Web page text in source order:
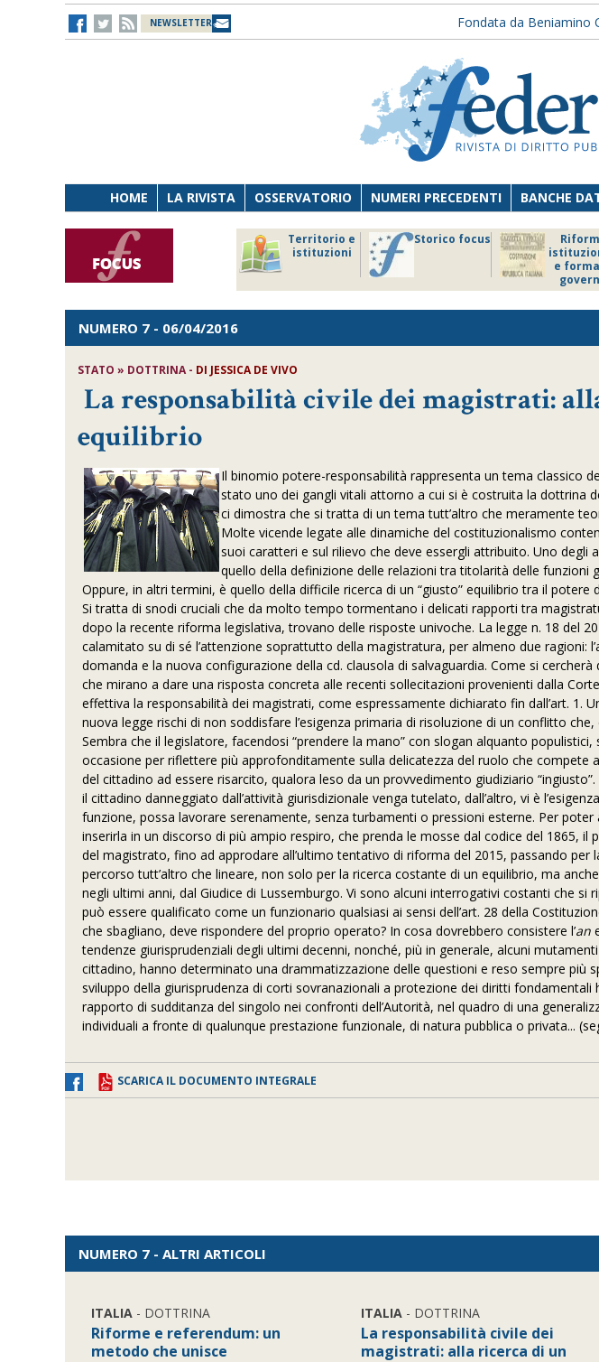
NEWSLETTER Fondata da Beniamino
HOME LA RIVISTA OSSERVATORIO NUMERI PRECEDENTI BANCHE
Territorio e
istituzioni
Storico focus
e
NUMERO 7 - 06/04/2016
STATO » DOTTRINA - DI JESSICA DE VIVO
La responsabilità civile dei magistrati:
equilibrio
Il binomio potere-responsabilità rappresenta un tema classico
stato uno dei gangli vitali attorno a cui si è costruita la dottrina
ci dimostra che si tratta di un tema tutt’altro che meramente
Molte vicende legate alle dinamiche del costituzionalismo
suoi caratteri e sul rilievo che deve essergli attribuito. Uno degli
quello della definizione delle relazioni tra titolarità delle funzioni
Oppure, in altri termini, è quello della difficile ricerca di un “giusto” equilibrio tra il
Si tratta di snodi cruciali che da molto tempo tormentano i delicati rapporti tra
dopo la recente riforma legislativa, trovano delle risposte univoche. La legge n. 18 del
calamitato su di sé l’attenzione soprattutto della magistratura, per almeno due ragioni:
domanda e la nuova configurazione della cd. clausola di salvaguardia. Come si
che mirano a dare una risposta concreta alle recenti sollecitazioni provenienti dalla
effettiva la responsabilità dei magistrati, come espressamente dichiarato fin dall’art. 1.
nuova legge rischi di non soddisfare l’esigenza primaria di risoluzione di un conflitto
Sembra che il legislatore, facendosi “prendere la mano” con slogan alquanto
occasione per riflettere più approfonditamente sulla delicatezza del ruolo che compete
del cittadino ad essere risarcito, qualora leso da un provvedimento giudiziario
il cittadino danneggiato dall’attività giurisdizionale venga tutelato, dall’altro, vi è
funzione, possa lavorare serenamente, senza turbamenti o pressioni esterne. Per
inserirla in un discorso di più ampio respiro, che prenda le mosse dal codice del 1865, il
del magistrato, fino ad approdare all’ultimo tentativo di riforma del 2015, passando per
percorso tutt’altro che lineare, non solo per la ricerca costante di un equilibrio, ma
negli ultimi anni, dal Giudice di Lussemburgo. Vi sono alcuni interrogativi costanti che
può essere qualificato come un funzionario qualsiasi ai sensi dell’art. 28 della
che sbagliano, deve rispondere del proprio operato? In cosa dovrebbero consistere l’an
tendenze giurisprudenziali degli ultimi decenni, nonché, più in generale, alcuni
cittadino, hanno determinato una drammatizzazione delle questioni e reso sempre più
sviluppo della giurisprudenza di corti sovranazionali a protezione dei diritti
rapporto di sudditanza del singolo nei confronti dell’Autorità, nel quadro di una
individuali a fronte di qualunque prestazione funzionale, di natura pubblica o privata...
SCARICA IL DOCUMENTO INTEGRALE
NUMERO 7 - ALTRI ARTICOLI
ITALIA - DOTTRINA
Riforme e referendum: un
metodo che unisce
ITALIA - DOTTRINA
La responsabilità civile dei
magistrati: alla ricerca di un